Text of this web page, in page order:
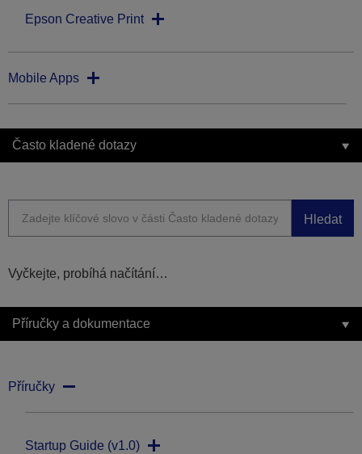
Epson Creative Print
Mobile Apps
Často kladené dotazy
Hledat
Vyčkejte, probíhá načítání…
Příručky a dokumentace
Příručky
Startup Guide (v1.0)